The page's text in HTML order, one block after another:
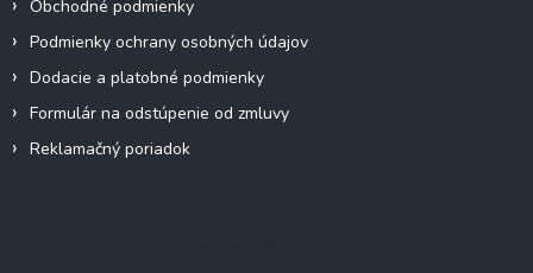
Obchodné podmienky
Podmienky ochrany osobných údajov
Dodacie a platobné podmienky
Formulár na odstúpenie od zmluvy
Reklamačný poriadok